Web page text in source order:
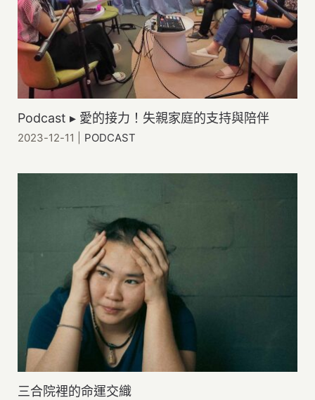
Podcast ▸ 愛的接力！失親家庭的支持與陪伴
2023-12-11 PODCAST
三合院裡的命運交織